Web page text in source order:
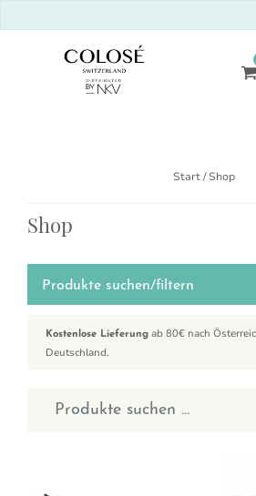
Start/ Shop
Shop
Produkte suchen/filtern
Kostenlose Lieferung ab 80€ nach
Deutschland.
Suchen nach: